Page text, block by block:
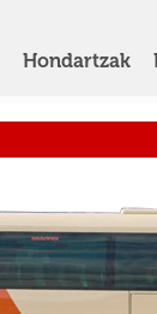
Hondartzak